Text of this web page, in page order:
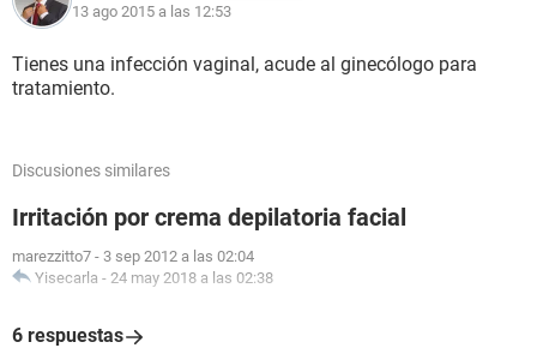
13 ago 2015 a las 12:53
Tienes una infección vaginal, acude al ginecólogo para
tratamiento.
Discusiones similares
Irritación por crema depilatoria facial
marezzitto7 - 3 sep 2012 a las 02:04
Yisecarla - 24 may 2018 a las 02:38
6 respuestas